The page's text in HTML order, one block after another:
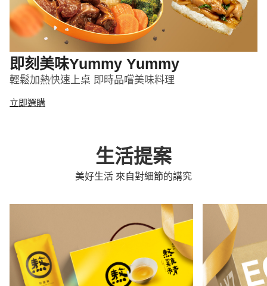
即刻美味Yummy Yummy
輕鬆加熱快速上桌 即時品嚐美味料理
立即選購
生活提案
美好生活 來自對細節的講究